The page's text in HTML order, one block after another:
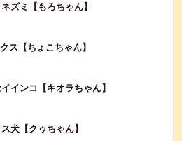
ズミ【もろちゃん】
ス【ちょこちゃん】
インコ【キオラちゃん】
犬【クゥちゃん】